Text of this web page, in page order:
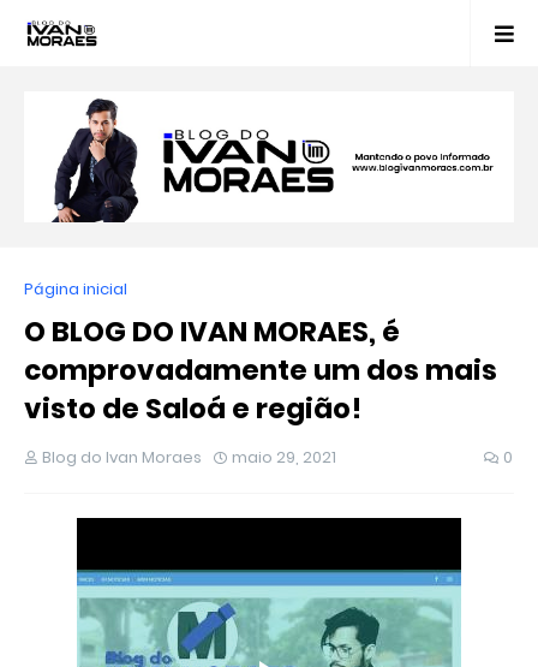
Página inicial
O BLOG DO IVAN MORAES, é
comprovadamente um dos mais
visto de Saloá e região!
Blog do Ivan Moraes maio 29, 2021 0